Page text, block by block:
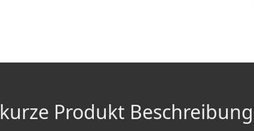
kurze Produkt Beschreibung